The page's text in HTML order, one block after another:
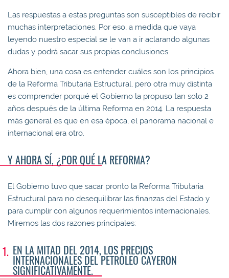
Las respuestas a estas preguntas son susceptibles de recibir
muchas interpretaciones. Por eso, a medida que vaya
leyendo nuestro especial se le van a ir aclarando algunas
dudas y podrá sacar sus propias conclusiones.
Ahora bien, una cosa es entender cuáles son los principios
de la Reforma Tributaria Estructural, pero otra muy distinta
es comprender porqué el Gobierno la propuso tan solo 2
años después de la última Reforma en 2014. La respuesta
más general es que en esa época, el panorama nacional e
internacional era otro.
Y AHORA SÍ, ¿POR QUÉ LA REFORMA?
El Gobierno tuvo que sacar pronto la Reforma Tributaria
Estructural para no desequilibrar las finanzas del Estado y
para cumplir con algunos requerimientos internacionales.
Miremos las dos razones principales:
EN LA MITAD DEL 2014, LOS PRECIOS
INTERNACIONALES DEL PETRÓLEO CAYERON
SIGNIFICATIVAMENTE.